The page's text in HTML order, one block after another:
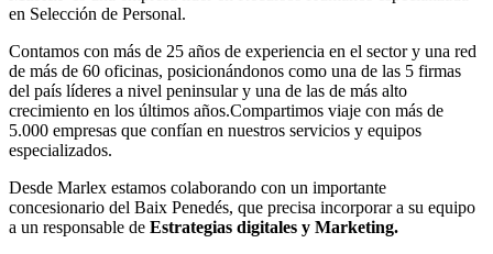
en Selección de Personal.
Contamos con más de 25 años de experiencia en el sector y una red
de más de 60 oficinas, posicionándonos como una de las 5 firmas
del país líderes a nivel peninsular y una de las de más alto
crecimiento en los últimos años.Compartimos viaje con más de
5.000 empresas que confían en nuestros servicios y equipos
especializados.
Desde Marlex estamos colaborando con un importante
concesionario del Baix Penedés, que precisa incorporar a su equipo
a un responsable de Estrategias digitales y Marketing.